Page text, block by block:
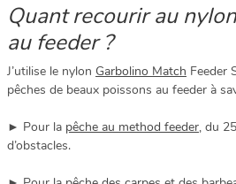
Quant recourir au
au feeder ?
J’utilise le nylon Garbolino Match Feeder
pêches de beaux poissons au feeder à
► Pour la pêche au method feeder, du
d’obstacles.